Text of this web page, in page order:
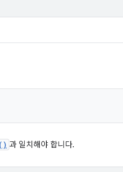
과 일치해야 합니다.